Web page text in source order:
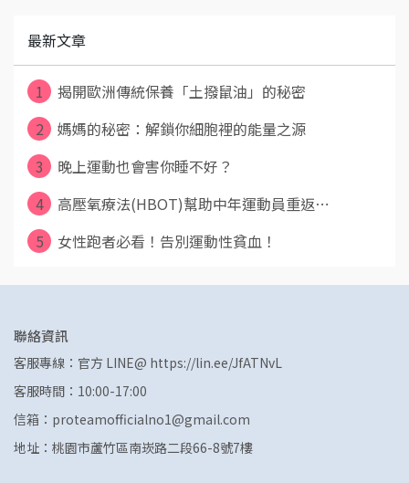
最新文章
1
揭開歐洲傳統保養「土撥鼠油」的秘密
2
媽媽的秘密：解鎖你細胞裡的能量之源
3
晚上運動也會害你睡不好？
4
高壓氧療法(HBOT)幫助中年運動員重返⋯
5
女性跑者必看！告別運動性貧血！
聯絡資訊
客服專線：官方 LINE@ https://lin.ee/JfATNvL
客服時間：10:00-17:00
信箱：proteamofficialno1@gmail.com
地址：桃園市蘆竹區南崁路二段66-8號7樓